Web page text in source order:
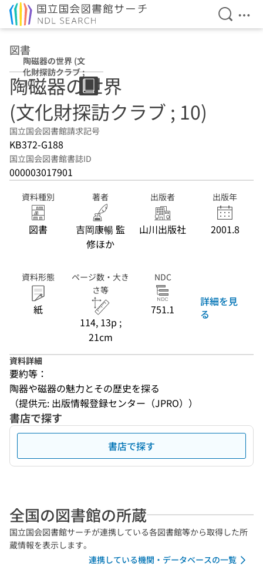
検索を
メ
図書
陶磁器の世界 (文
化財探訪クラブ ;
10)
陶磁器の世界
(文化財探訪クラブ ; 10)
国立国会図書館請求記号
KB372-G188
国立国会図書館書誌ID
000003017901
資料種別
図書
著者
吉岡康暢 監
修ほか
出版者
山川出版社
出版年
2001.8
資料形態
紙
ページ数・大き
さ等
114, 13p ;
21cm
NDC
751.1
詳細を見
る
資料詳細
要約等：
陶器や磁器の魅力とその歴史を探る
（提供元: 出版情報登録センター（JPRO））
書店で探す
書店で探す
全国の図書館の所蔵
国立国会図書館サーチが連携している各図書館等から取得した所
蔵情報を表示します。
連携している機関・データベースの一覧